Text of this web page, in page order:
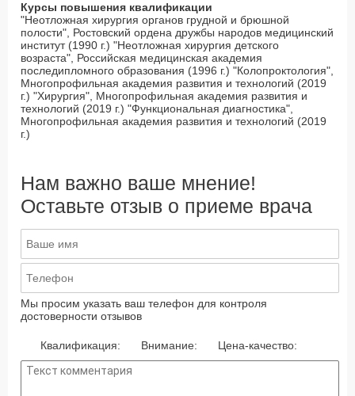
Курсы повышения квалификации
"Неотложная хирургия органов грудной и брюшной
полости", Ростовский ордена дружбы народов медицинский
институт (1990 г.) "Неотложная хирургия детского
возраста", Российская медицинская академия
последипломного образования (1996 г.) "Колопроктология",
Многопрофильная академия развития и технологий (2019
г.) "Хирургия", Многопрофильная академия развития и
технологий (2019 г.) "Функциональная диагностика",
Многопрофильная академия развития и технологий (2019
г.)
Нам важно ваше мнение!
Оставьте отзыв о приеме врача
Мы просим указать ваш телефон для контроля
достоверности отзывов
Квалификация: Внимание: Цена-качество: